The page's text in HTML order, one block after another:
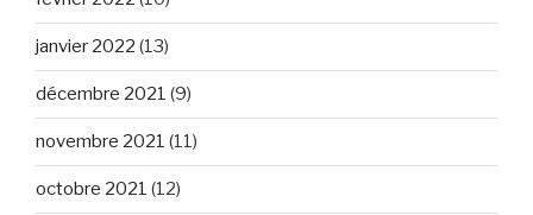
janvier 2022 (13)
décembre 2021 (9)
novembre 2021 (11)
octobre 2021 (12)